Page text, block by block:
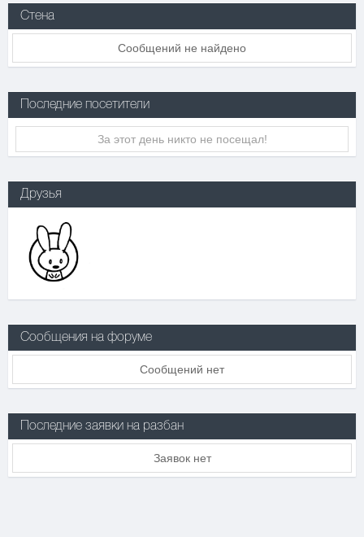
Стена
Сообщений не найдено
Последние посетители
За этот день никто не посещал!
Друзья
Сообщения на форуме
Сообщений нет
Последние заявки на разбан
Заявок нет